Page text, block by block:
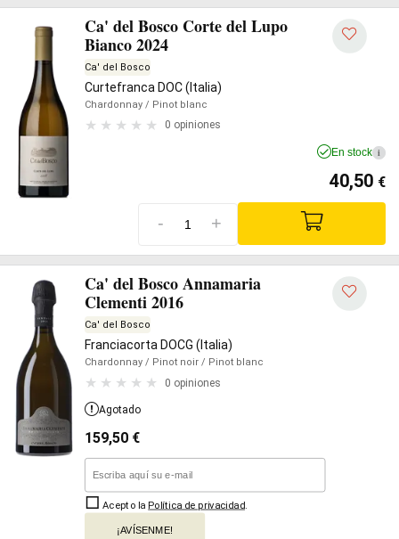
Ca' del Bosco Corte del Lupo
Bianco 2024
Ca' del Bosco
Curtefranca DOC (Italia)
Chardonnay / Pinot blanc
0 opiniones
En stock i
40,50 €
- +
Ca' del Bosco Annamaria
Clementi 2016
Ca' del Bosco
Franciacorta DOCG (Italia)
Chardonnay / Pinot noir / Pinot blanc
0 opiniones
Agotado
159,50 €
Acepto la Política de privacidad
¡AVÍSENME!